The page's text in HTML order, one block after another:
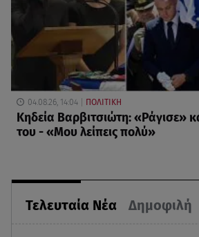
Τελευταία Νέα Δημοφιλή
04.08.26, 14:04 ΠΟΛΙΤΙΚΗ
Κηδεία Βαρβιτσιώτη: «Ράγισε»
του - «Μου λείπεις πολύ»